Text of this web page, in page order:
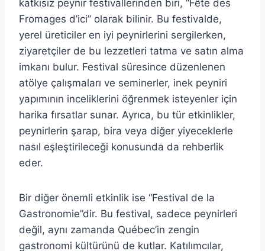
katkısız peynir festivallerinden biri, “Fête des
Fromages d’ici” olarak bilinir. Bu festivalde,
yerel üreticiler en iyi peynirlerini sergilerken,
ziyaretçiler de bu lezzetleri tatma ve satın alma
imkanı bulur. Festival süresince düzenlenen
atölye çalışmaları ve seminerler, inek peyniri
yapımının inceliklerini öğrenmek isteyenler için
harika fırsatlar sunar. Ayrıca, bu tür etkinlikler,
peynirlerin şarap, bira veya diğer yiyeceklerle
nasıl eşleştirileceği konusunda da rehberlik
eder.
Bir diğer önemli etkinlik ise “Festival de la
Gastronomie”dir. Bu festival, sadece peynirleri
değil, aynı zamanda Québec’in zengin
gastronomi kültürünü de kutlar. Katılımcılar,